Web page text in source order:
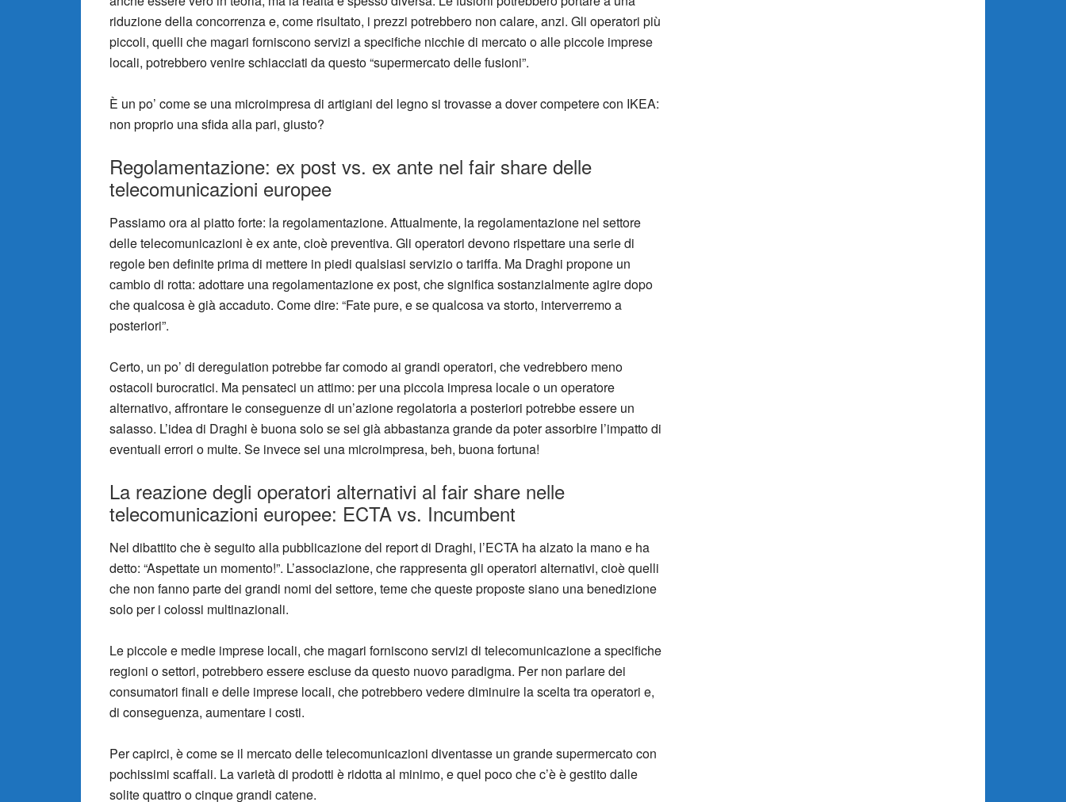
riduzione della concorrenza e, come risultato, i prezzi potrebbero non calare, anzi. Gli operatori più
piccoli, quelli che magari forniscono servizi a specifiche nicchie di mercato o alle piccole imprese
locali, potrebbero venire schiacciati da questo “supermercato delle fusioni”.
È un po’ come se una microimpresa di artigiani del legno si trovasse a dover competere con IKEA:
non proprio una sfida alla pari, giusto?
Regolamentazione: ex post vs. ex ante nel fair share delle
telecomunicazioni europee
Passiamo ora al piatto forte: la regolamentazione. Attualmente, la regolamentazione nel settore
delle telecomunicazioni è ex ante, cioè preventiva. Gli operatori devono rispettare una serie di
regole ben definite prima di mettere in piedi qualsiasi servizio o tariffa. Ma Draghi propone un
cambio di rotta: adottare una regolamentazione ex post, che significa sostanzialmente agire dopo
che qualcosa è già accaduto. Come dire: “Fate pure, e se qualcosa va storto, interverremo a
posteriori”.
Certo, un po’ di deregulation potrebbe far comodo ai grandi operatori, che vedrebbero meno
ostacoli burocratici. Ma pensateci un attimo: per una piccola impresa locale o un operatore
alternativo, affrontare le conseguenze di un’azione regolatoria a posteriori potrebbe essere un
salasso. L’idea di Draghi è buona solo se sei già abbastanza grande da poter assorbire l’impatto di
eventuali errori o multe. Se invece sei una microimpresa, beh, buona fortuna!
La reazione degli operatori alternativi al fair share nelle
telecomunicazioni europee: ECTA vs. Incumbent
Nel dibattito che è seguito alla pubblicazione del report di Draghi, l’ECTA ha alzato la mano e ha
detto: “Aspettate un momento!”. L’associazione, che rappresenta gli operatori alternativi, cioè quelli
che non fanno parte dei grandi nomi del settore, teme che queste proposte siano una benedizione
solo per i colossi multinazionali.
Le piccole e medie imprese locali, che magari forniscono servizi di telecomunicazione a specifiche
regioni o settori, potrebbero essere escluse da questo nuovo paradigma. Per non parlare dei
consumatori finali e delle imprese locali, che potrebbero vedere diminuire la scelta tra operatori e,
di conseguenza, aumentare i costi.
Per capirci, è come se il mercato delle telecomunicazioni diventasse un grande supermercato con
pochissimi scaffali. La varietà di prodotti è ridotta al minimo, e quel poco che c’è è gestito dalle
solite quattro o cinque grandi catene.